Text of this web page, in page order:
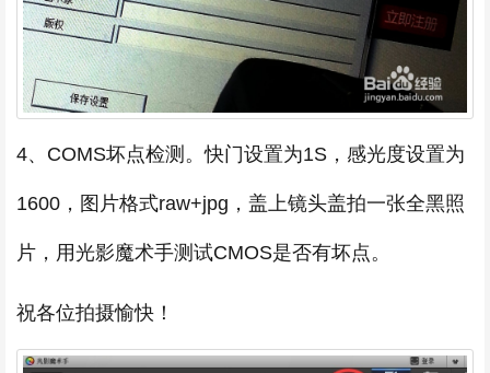
4、COMS坏点检测。快门设置为1S，感光度设置为
1600，图片格式raw+jpg，盖上镜头盖拍一张全黑照
片，用光影魔术手测试CMOS是否有坏点。
祝各位拍摄愉快！